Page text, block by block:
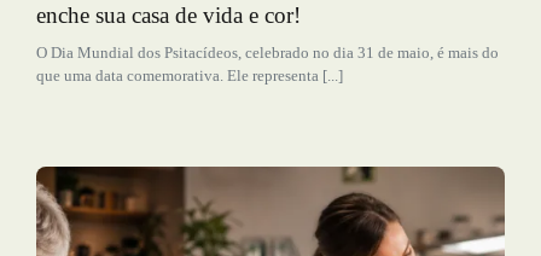
enche sua casa de vida e cor!
O Dia Mundial dos Psitacídeos, celebrado no dia 31 de maio, é mais do
que uma data comemorativa. Ele representa [...]